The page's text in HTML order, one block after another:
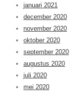
januari 2021
december 2020
november 2020
oktober 2020
september 2020
augustus 2020
juli 2020
mei 2020